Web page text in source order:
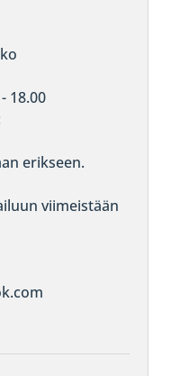
18.00
erikseen.
viimeistään